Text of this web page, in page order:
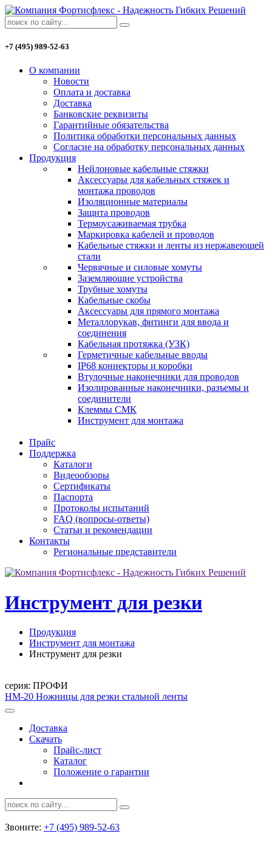
+7 (495) 989-52-63
О компании
Новости
Оплата и доставка
Доставка
Банковские реквизиты
Гарантийные обязательства
Политика обработки персональных данных
Согласие на обработку персональных данных
Продукция
Нейлоновые кабельные стяжки
Аксессуары для кабельных стяжек и
монтажа проводов
Изоляционные материалы
Защита проводов
Термоусаживаемая трубка
Маркировка кабелей и проводов
Кабельные стяжки и ленты из нержавеющей
стали
Червячные и силовые хомуты
Заземляющие устройства
Трубные хомуты
Кабельные скобы
Аксессуары для прямого монтажа
Металлорукав, фитинги для ввода и
соединения
Кабельная протяжка (УЗК)
Герметичные кабельные вводы
IP68 коннекторы и коробки
Втулочные наконечники для проводов
Изолированные наконечники, разъемы и
соединители
Клеммы СМК
Инструмент для монтажа
Прайс
Поддержка
Каталоги
Видеообзоры
Сертификаты
Паспорта
Протоколы испытаний
FAQ (вопросы-ответы)
Статьи и рекомендации
Контакты
Региональные представители
Инструмент для резки
Продукция
Инструмент для монтажа
Инструмент для резки
серия: ПРОФИ
НМ-20 Ножницы для резки стальной ленты
Доставка
Скачать
Прайс-лист
Каталог
Положение о гарантии
Звоните: +7 (495) 989-52-63